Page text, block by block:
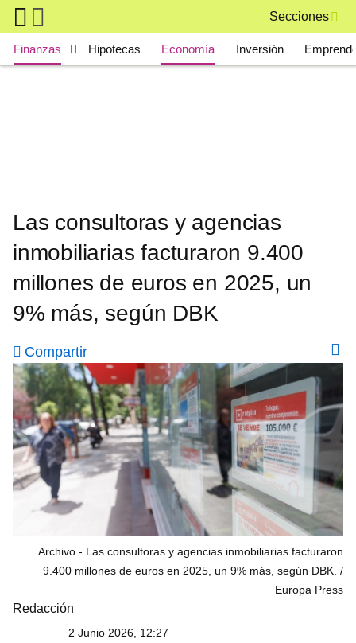
Skip to main content
Secciones
Main navigation
Finanzas Hipotecas Economía Inversión
Las consultoras y agencias
inmobiliarias facturaron 9.400
millones de euros en 2025, un
9% más, según DBK
Compartir
Archivo - Las consultoras y agencias inmobiliarias facturaron
9.400 millones de euros en 2025, un 9% más, según DBK.
Europa Press
Redacción
2 Junio 2026, 12:27